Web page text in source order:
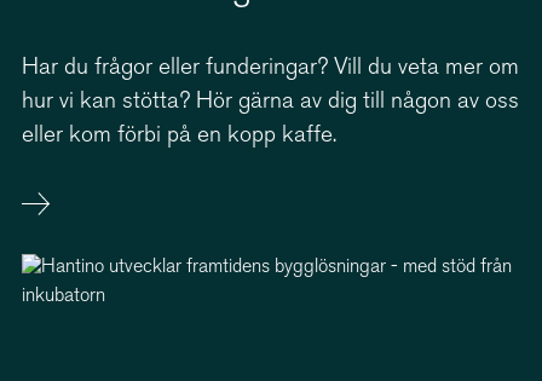
Har du frågor eller funderingar? Vill du veta mer om
hur vi kan stötta? Hör gärna av dig till någon av oss
eller kom förbi på en kopp kaffe.